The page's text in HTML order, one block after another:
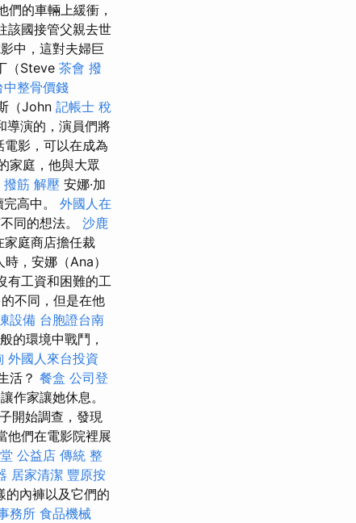
們的車輛上緩衝，
該國接管父親去世
中，這對夫婦巨
（Steve 茶會 撥
中整骨價錢
（John 記帳士 稅
導演的，演員們將
影，可以在成為
家庭，他與大眾
撥筋 解壓 安娜·加
高中。 外國人在
同的想法。 沙鹿
家庭商店擔任裁
，安娜（Ana）
有工資和困難的工
不同，但是在他
設備 台胞證台南
的環境中戰鬥，
外國人來台投資
活？ 餐盒 公司登
作家讓她休息。
開始調查，發現
他們在電影院裡展
公益店 傳統 整
居家清潔 豐原按
的內褲以及它們的
務所 食品機械